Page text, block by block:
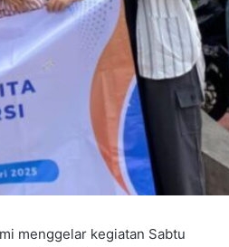
menggelar kegiatan Sabtu